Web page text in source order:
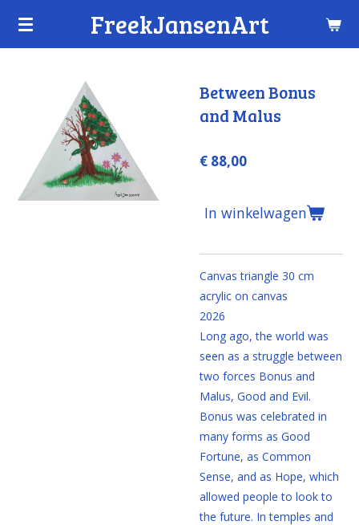
Ga
hoofdinhoud
FreekJansenArt
Between Bonus
and Malus
€ 88,00
In winkelwagen
Canvas triangle 30 cm
acrylic on canvas
2026
Long ago, the world was
seen as a struggle between
two forces Bonus and
Malus, Good and Evil.
Bonus was celebrated in
many forms as Good
Fortune, as Common
Sense, and as Hope, which
allowed people to look to
the future. In temples and